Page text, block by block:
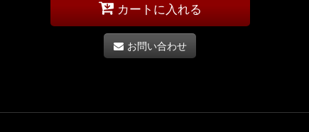
カートに入れる
お問い合わせ